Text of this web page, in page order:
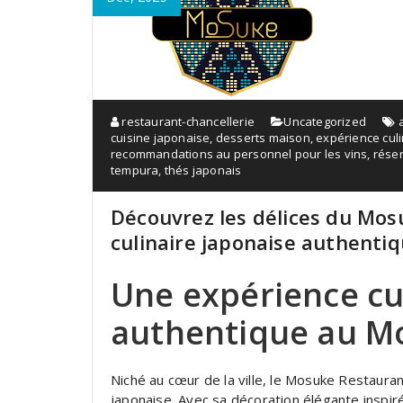
restaurant-chancellerie Uncategorized
cuisine japonaise, desserts maison,expérience
recommandations au personnel pour les vins,
tempura, thés japonais
Découvrez les délices du
culinaire japonaise
Une expérience
authentique au
Niché au cœur de la ville, le Mosuke
japonaise. Avec sa décoration élégante